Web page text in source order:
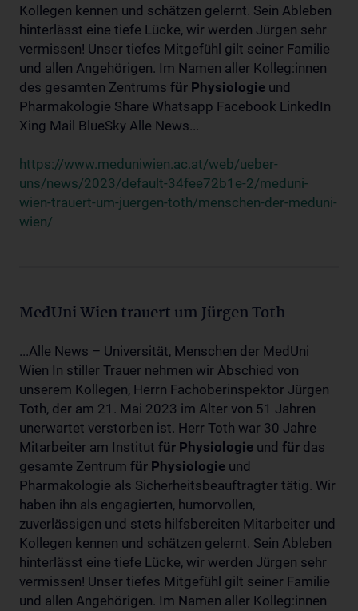
Kollegen kennen und schätzen gelernt. Sein Ableben
hinterlässt eine tiefe Lücke, wir werden Jürgen sehr
vermissen! Unser tiefes Mitgefühl gilt seiner Familie
und allen Angehörigen. Im Namen aller Kolleg:innen
des gesamten Zentrums für Physiologie und
Pharmakologie Share Whatsapp Facebook LinkedIn
Xing Mail BlueSky Alle News...
https://www.meduniwien.ac.at/web/ueber-
uns/news/2023/default-34fee72b1e-2/meduni-
wien-trauert-um-juergen-toth/menschen-der-meduni-
wien/
MedUni Wien trauert um Jürgen Toth
...Alle News – Universität, Menschen der MedUni
Wien In stiller Trauer nehmen wir Abschied von
unserem Kollegen, Herrn Fachoberinspektor Jürgen
Toth, der am 21. Mai 2023 im Alter von 51 Jahren
unerwartet verstorben ist. Herr Toth war 30 Jahre
Mitarbeiter am Institut für Physiologie und für das
gesamte Zentrum für Physiologie und
Pharmakologie als Sicherheitsbeauftragter tätig. Wir
haben ihn als engagierten, humorvollen,
zuverlässigen und stets hilfsbereiten Mitarbeiter und
Kollegen kennen und schätzen gelernt. Sein Ableben
hinterlässt eine tiefe Lücke, wir werden Jürgen sehr
vermissen! Unser tiefes Mitgefühl gilt seiner Familie
und allen Angehörigen. Im Namen aller Kolleg:innen